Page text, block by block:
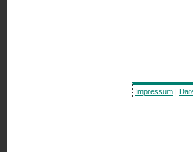
Impressum |